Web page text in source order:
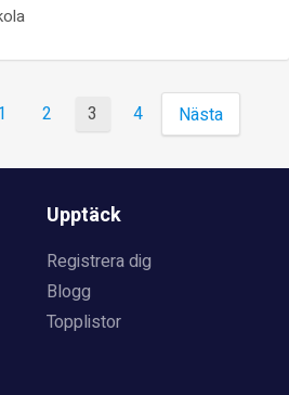
2 3 4 Nästa
Upptäck
Registrera dig
Blogg
Topplistor